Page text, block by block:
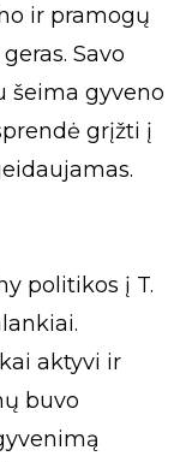
ir pramogų
Savo
šeima gyveno
grįžti į
politikos į T.
aktyvi ir
buvo